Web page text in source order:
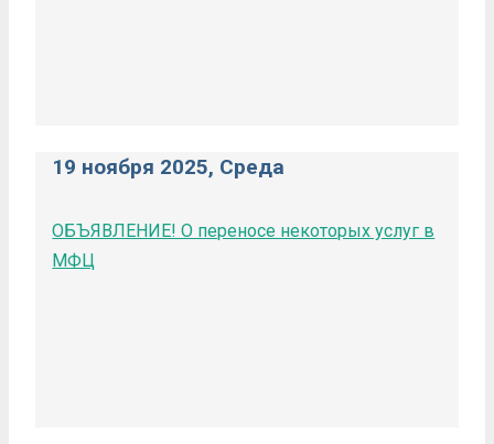
19 ноября 2025, Среда
ОБЪЯВЛЕНИЕ! О переносе некоторых услуг в
МФЦ